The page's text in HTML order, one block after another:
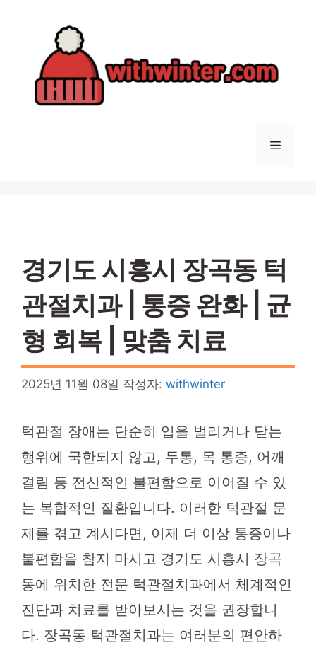
메
경기도 시흥시 장곡동 턱
관절치과 | 통증 완화 | 균
형 회복 | 맞춤 치료
2025년 11월 08일 작성자: withwinter
턱관절 장애는 단순히 입을 벌리거나 닫는
행위에 국한되지 않고, 두통, 목 통증, 어깨
결림 등 전신적인 불편함으로 이어질 수 있
는 복합적인 질환입니다. 이러한 턱관절 문
제를 겪고 계시다면, 이제 더 이상 통증이나
불편함을 참지 마시고 경기도 시흥시 장곡
동에 위치한 전문 턱관절치과에서 체계적인
진단과 치료를 받아보시는 것을 권장합니
다. 장곡동 턱관절치과는 여러분의 편안하